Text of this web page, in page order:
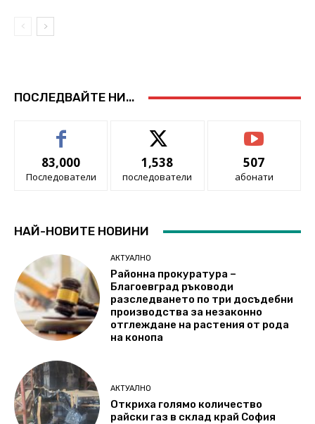
ПОСЛЕДВАЙТЕ НИ...
83,000
Последователи
1,538
последователи
507
абонати
НАЙ-НОВИТЕ НОВИНИ
АКТУАЛНО
Районна прокуратура –
Благоевград ръководи
разследването по три досъдебни
производства за незаконно
отглеждане на растения от рода
на конопа
АКТУАЛНО
Откриха голямо количество
райски газ в склад край София